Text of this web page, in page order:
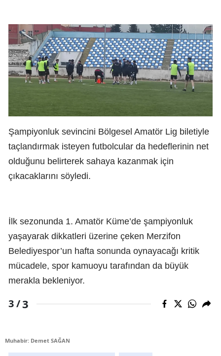
Şampiyonluk sevincini Bölgesel Amatör Lig biletiyle
taçlandırmak isteyen futbolcular da hedeflerinin net
olduğunu belirterek sahaya kazanmak için
çıkacaklarını söyledi.
İlk sezonunda 1. Amatör Küme’de şampiyonluk
yaşayarak dikkatleri üzerine çeken Merzifon
Belediyespor’un hafta sonunda oynayacağı kritik
mücadele, spor kamuoyu tarafından da büyük
merakla bekleniyor.
3 /3
Muhabir: Demet SAĞAN